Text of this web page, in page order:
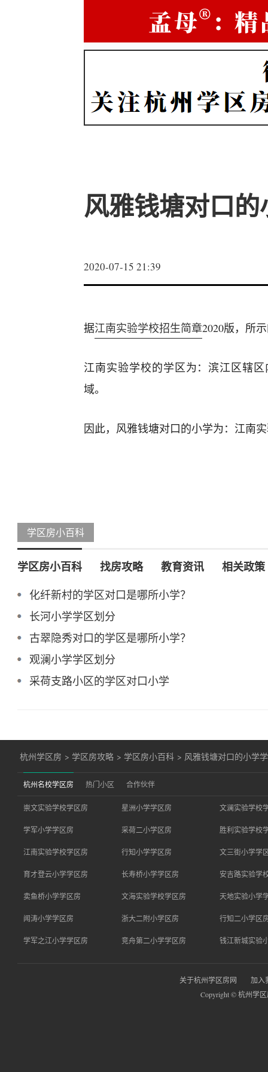
风雅钱塘对口的
2020-07-15 21:39
据江南实验学校招生简章2020版，所
江南实验学校的学区为：滨江区辖
域。
因此，风雅钱塘对口的小学为：江南
学区房小百科
学区房小百科 找房攻略 教育资讯 相关政策
化纤新村的学区对口是哪所小学？
长河小学学区划分
古翠隐秀对口的学区是哪所小学？
观澜小学学区划分
采荷支路小区的学区对口小学
杭州学区房 > 学区房攻略 > 学区房小百科 > 风雅钱塘对口的小学
杭州名校学区房 热门小区 合作伙伴
崇文实验学校学区房 星洲小学学区房 文澜实验学校
学军小学学区房 采荷二小学区房 胜利实验学校
江南实验学校学区房 行知小学学区房 文三街小学学
育才登云小学学区房 长寿桥小学学区房 安吉路实验学
卖鱼桥小学学区房 文海实验学校学区房 天地实验小学
闻涛小学学区房 浙大二附小学区房 行知二小学区
学军之江小学学区房 竞舟第二小学学区房 钱江新城实验
关于杭州学区房网
加入
Copyright © 杭州学